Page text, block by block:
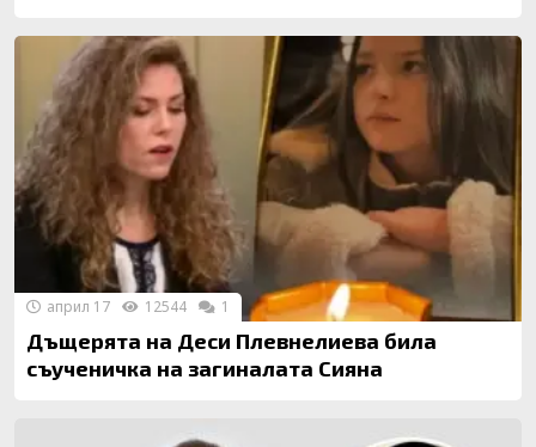
Дъщерята на Деси Плевнелиева била
съученичка на загиналата Сияна
април 17 12544 1